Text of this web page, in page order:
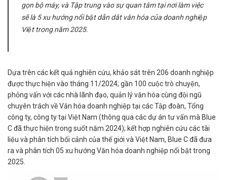
gọn bộ máy, và Tập trung vào sự quan tâm tại nơi làm việc
sẽ là 5 xu hướng nổi bật dẫn dắt văn hóa của doanh nghiệp
Việt trong năm 2025.
Dựa trên các kết quả nghiên cứu, khảo sát trên 206 doanh nghiệp
được thực hiện vào tháng 11/2024; gần 100 cuộc trò chuyện,
phỏng vấn với các nhà lãnh đạo, quản lý văn hóa cùng đội ngũ
chuyên trách về Văn hóa doanh nghiệp tại các Tập đoàn, Tổng
công ty, công ty tại Việt Nam (thông qua các dự án tư vấn mà Blue
C đã thực hiện trong suốt năm 2024); kết hợp nghiên cứu các tài
liệu và phân tích bối cảnh của thế giới và Việt Nam, Blue C đã đưa
ra và phân tích 05 xu hướng Văn hóa doanh nghiệp nổi bật trong
2025.